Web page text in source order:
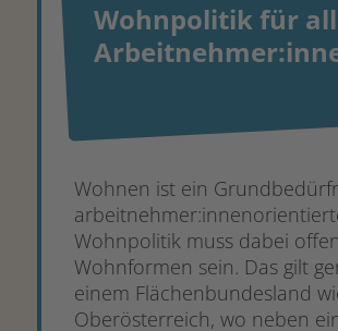
Wohnpolitik für
Wohnen ist ein
Wohnpolitik muss dabei
Wohnformen sein. Das gilt
einem Flächenbundesland
Oberösterreich, wo neben